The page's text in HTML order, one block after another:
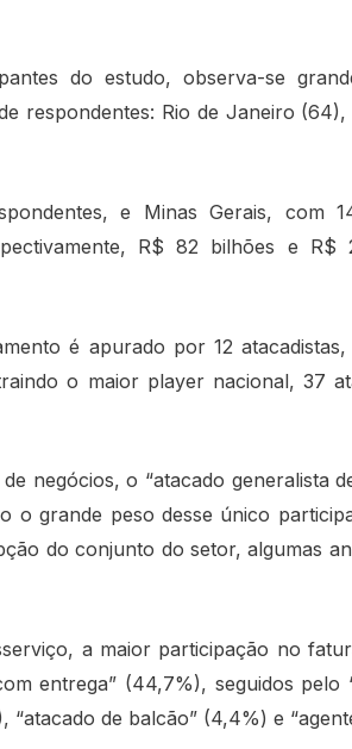
do estudo, observa-se
respondentes: Rio de Janeiro
e Minas Gerais, com
R$ 82 bilhões e
é apurado por 12
o maior player nacional, 37
negócios, o “atacado generalista
o grande peso desse único
do conjunto do setor, algumas
a maior participação no
entrega” (44,7%), seguidos pelo
“atacado de balcão” (4,4%) e